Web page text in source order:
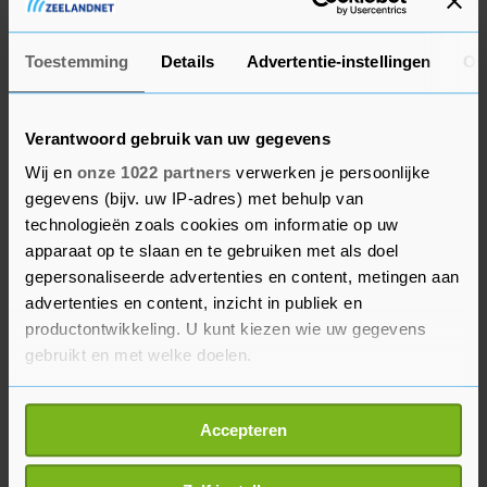
Toestemming Details Advertentie-instellingen
Verantwoord gebruik van uw gegevens
Wij en onze 1022 partners verwerken je persoonlijke
gegevens (bijv. uw IP-adres) met behulp van
technologieën zoals cookies om informatie op uw
apparaat op te slaan en te gebruiken met als doel
gepersonaliseerde advertenties en content, metingen aan
advertenties en content, inzicht in publiek en
productontwikkeling. U kunt kiezen wie uw gegevens
gebruikt en met welke doelen.
Als u het toestaat, willen we ook graag:
Informatie verzamelen over uw geografische
locatie, die tot een paar meter nauwkeurig kan zijn
Accepteren
huidige regelgeving te voldoen en nog strengere
milieuregels als een bedreiging voor hun
bedrijven zien. Maatschappelijke organisaties
schrijven in een open brief aan Europese
beleidsmakers juist dat een gezonde natuur
noodzakelijk is "om onszelf te voeden, schoon
water te drinken, schone lucht in te ademen en
in een veilig klimaat te leven".
Onder meer Greenpeace, Oxfam en het Wereld
Natuur Fonds vinden dat landen die aansturen
op het afzwakken of terugdraaien van groene
maatregelen "de levens riskeren van de mensen
die ze vertegenwoordigen". Ze zien daarin "een
opportunistische poging om wat extra stemmen
te vergaren" bij de verkiezingen voor het